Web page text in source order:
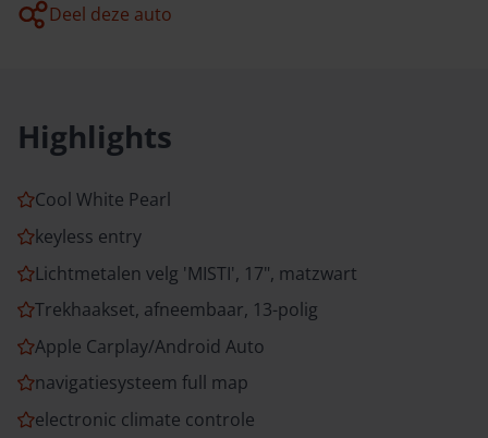
Deel deze auto
Highlights
Cool White Pearl
keyless entry
Lichtmetalen velg 'MISTI', 17", matzwart
Trekhaakset, afneembaar, 13-polig
Apple Carplay/Android Auto
navigatiesysteem full map
electronic climate controle